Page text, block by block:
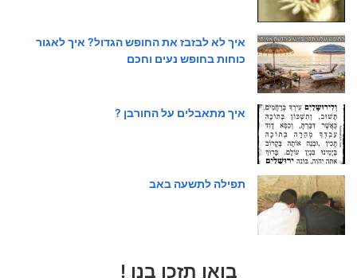
איך לא לבזבז את החופש הגדול? איך לאגור
כוחות בחופש נעים וחכם
איך מתאבלים על החורבן ?
תפילה לתשעה באב
בואו תזכו בנו !